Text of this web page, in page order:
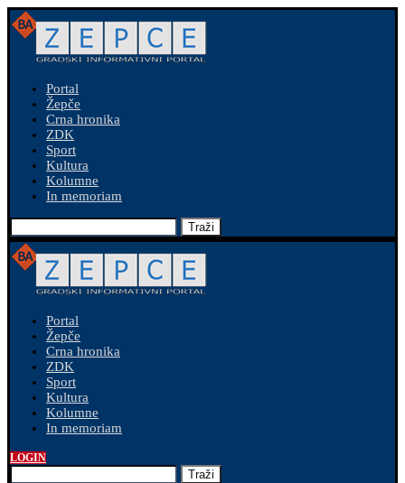
Portal
Žepče
Crna hronika
ZDK
Sport
Kultura
Kolumne
In memoriam
Traži
Portal
Žepče
Crna hronika
ZDK
Sport
Kultura
Kolumne
In memoriam
LOGIN
Traži